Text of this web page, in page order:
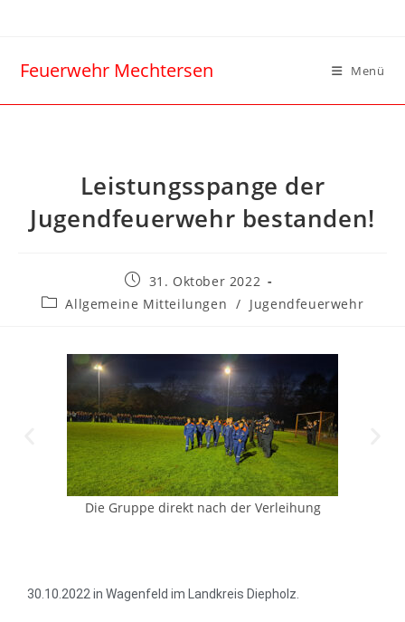
Feuerwehr Mechtersen Menü
Leistungsspange der
Jugendfeuerwehr bestanden!
31. Oktober 2022
Allgemeine Mitteilungen / Jugendfeuerwehr
Die Gruppe direkt nach der Verleihung
30.10.2022 in Wagenfeld im Landkreis Diepholz.